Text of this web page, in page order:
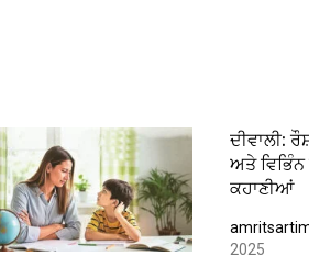
ਦੀਵਾਲੀ:
ਅਤੇ
ਕਹਾਣੀਆਂ
2025